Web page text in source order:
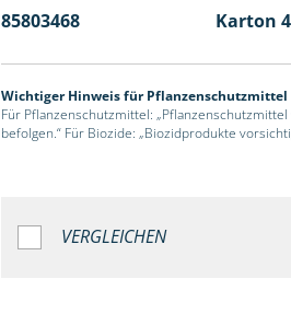
85803468 Karton
Wichtiger Hinweis für Pflanzenschutzmittel
Für Pflanzenschutzmittel:
befolgen.“ Für Biozide: „Biozidprodukte
VERGLEICHEN